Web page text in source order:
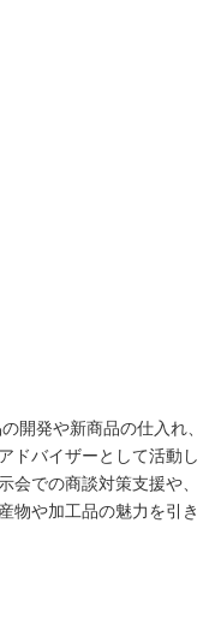
開発や新商品の仕入れ、
ドバイザーとして活動し
会での商談対策支援や、
物や加工品の魅力を引き